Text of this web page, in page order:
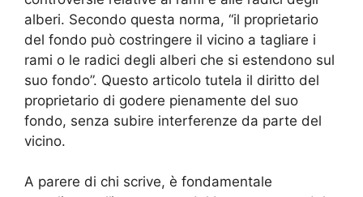
alberi. Secondo questa norma, “il proprietario
del fondo può costringere il vicino a tagliare i
rami o le radici degli alberi che si estendono sul
suo fondo”. Questo articolo tutela il diritto del
proprietario di godere pienamente del suo
fondo, senza subire interferenze da parte del
vicino.
A parere di chi scrive, è fondamentale